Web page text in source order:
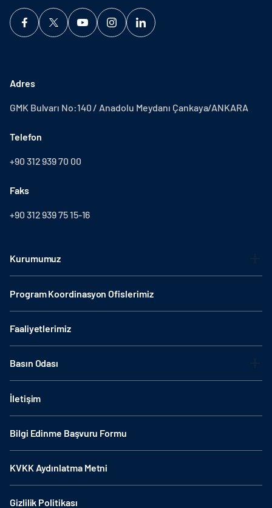
Adres
GMK Bulvarı No:140 / Anadolu Meydanı Çankaya/ANKARA
Telefon
+90 312 939 70 00
Faks
+90 312 939 75 15-16
Kurumumuz
Program Koordinasyon Ofislerimiz
Faaliyetlerimiz
Basın Odası
İletişim
Bilgi Edinme Başvuru Formu
KVKK Aydınlatma Metni
Gizlilik Politikası